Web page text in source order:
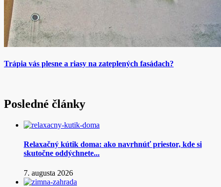
Trápia vás plesne a riasy na zateplených fasádach?
Posledné články
Relaxačný kútik doma: ako navrhnúť priestor, kde si
skutočne oddýchnete...
7. augusta 2026